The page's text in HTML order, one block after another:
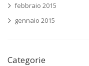
febbraio 2015
gennaio 2015
Categorie